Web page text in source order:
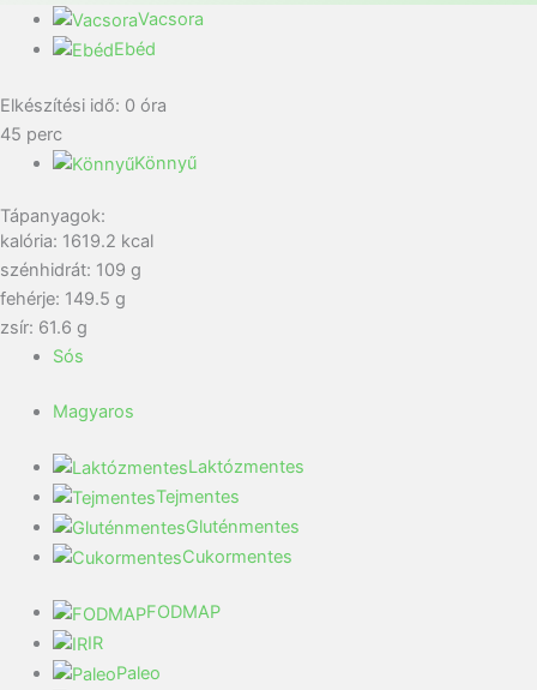
Vacsora
Ebéd
Elkészítési idő: 0 óra
45 perc
Könnyű
Tápanyagok:
kalória: 1619.2 kcal
szénhidrát: 109 g
fehérje: 149.5 g
zsír: 61.6 g
Sós
Magyaros
Laktózmentes
Tejmentes
Gluténmentes
Cukormentes
FODMAP
IR
Paleo